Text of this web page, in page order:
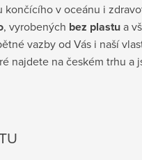
v oceánu i
, vyrobených bez plastua
vazby od Vás i naší
najdete na českém trhu a